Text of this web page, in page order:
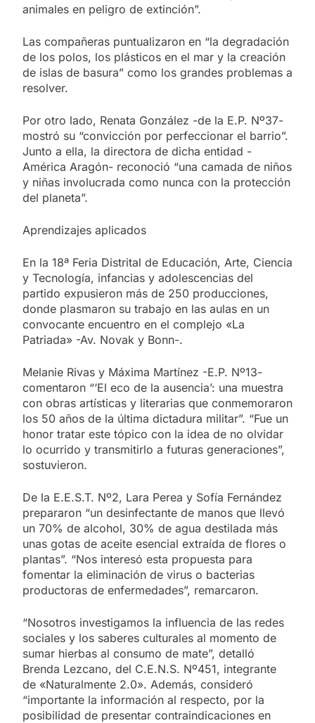
animales en peligro de extinción”.
Las compañeras puntualizaron en “la degradación
de los polos, los plásticos en el mar y la creación
de islas de basura” como los grandes problemas a
resolver.
Por otro lado, Renata González -de la E.P. Nº37-
mostró su “convicción por perfeccionar el barrio”.
Junto a ella, la directora de dicha entidad -
América Aragón- reconoció “una camada de niños
y niñas involucrada como nunca con la protección
del planeta”.
Aprendizajes aplicados
En la 18ª Feria Distrital de Educación, Arte, Ciencia
y Tecnología, infancias y adolescencias del
partido expusieron más de 250 producciones,
donde plasmaron su trabajo en las aulas en un
convocante encuentro en el complejo «La
Patriada» -Av. Novak y Bonn-.
Melanie Rivas y Máxima Martínez -E.P. Nº13-
comentaron “‘El eco de la ausencia’: una muestra
con obras artísticas y literarias que conmemoraron
los 50 años de la última dictadura militar”. “Fue un
honor tratar este tópico con la idea de no olvidar
lo ocurrido y transmitirlo a futuras generaciones”,
sostuvieron.
De la E.E.S.T. Nº2, Lara Perea y Sofía Fernández
prepararon “un desinfectante de manos que llevó
un 70% de alcohol, 30% de agua destilada más
unas gotas de aceite esencial extraída de flores o
plantas”. “Nos interesó esta propuesta para
fomentar la eliminación de virus o bacterias
productoras de enfermedades”, remarcaron.
“Nosotros investigamos la influencia de las redes
sociales y los saberes culturales al momento de
sumar hierbas al consumo de mate”, detalló
Brenda Lezcano, del C.E.N.S. Nº451, integrante
de «Naturalmente 2.0». Además, consideró
“importante la información al respecto, por la
posibilidad de presentar contraindicaciones en